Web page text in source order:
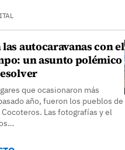
autocaravanas con el
un asunto polémico
que ocasionaron más
año, fueron los pueblos de
Las fotografías y el